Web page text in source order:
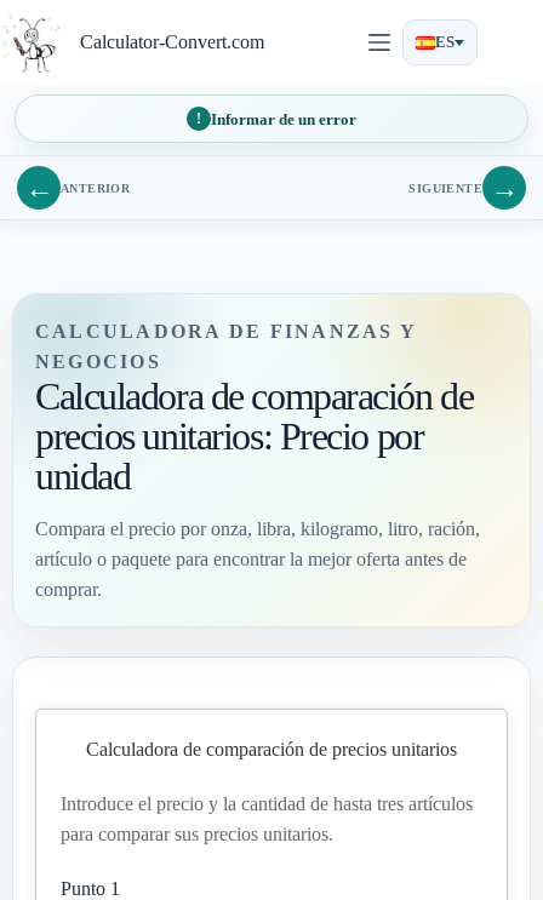
al
contenido
Calculator-Convert.com ES
Informar de un error
← ANTERIOR SIGUIENTE →
CALCULADORA DE FINANZAS Y
NEGOCIOS
Calculadora de comparación de
precios unitarios: Precio por
unidad
Compara el precio por onza, libra, kilogramo, litro, ración,
artículo o paquete para encontrar la mejor oferta antes de
comprar.
Calculadora de comparación de precios unitarios
Introduce el precio y la cantidad de hasta tres artículos
para comparar sus precios unitarios.
Punto 1